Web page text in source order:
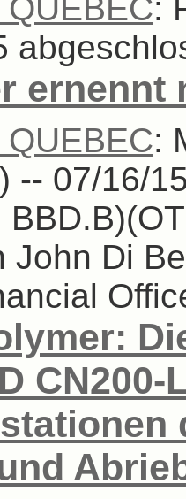
:
ernennt
:
-- 07/16/
John Di